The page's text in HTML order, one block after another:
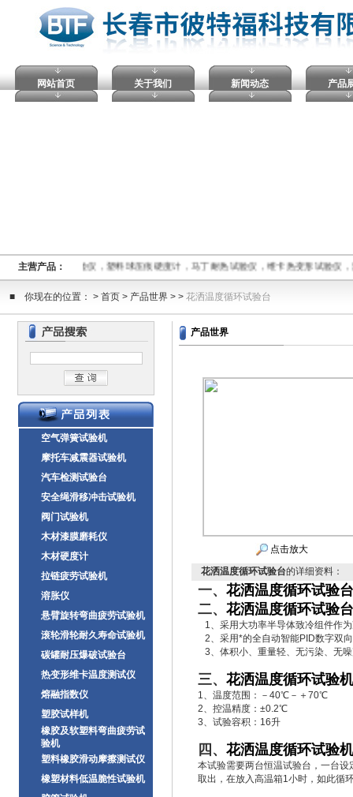
网站首页 关于我们 新闻动态 产品
主营产品：
数仪,电压击穿试验仪，塑料球压痕硬度计，马丁耐热试验仪，维卡热变形试验仪
■ 你现在的位置： > 首页 > 产品世界 > > 花洒温度循环试验台
空气弹簧试验机
摩托车减震器试验机
汽车检测试验台
安全绳滑移冲击试验机
阀门试验机
木材漆膜磨耗仪
木材硬度计
拉链疲劳试验机
溶胀仪
悬臂旋转弯曲疲劳试验机
滚轮滑轮耐久寿命试验机
碳罐耐压爆破试验台
热变形维卡温度测试仪
熔融指数仪
塑胶试样机
橡胶及软塑料弯曲疲劳试
验机
塑料橡胶滑动摩擦测试仪
橡塑材料低温脆性试验机
产品世界
点击放大
花洒温度循环试验台的详细资料：
一、 花洒温度循环试验台
二、 花洒温度循环试验台
1、采用大功率半导体致冷组件作
2、采用*的全自动智能PID数字双
3、体积小、重量轻、无污染、无
三、 花洒温度循环试验机
1、温度范围：－40℃－＋70℃
2、控温精度：±0.2℃
3、试验容积：16升
四、 花洒温度循环试验机
本试验需要两台恒温试验台，一台
取出，在放入高温箱1小时，如此循